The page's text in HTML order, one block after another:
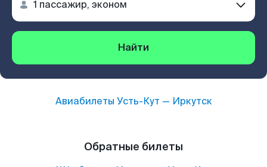
Найти
Авиабилеты Усть-Кут — Иркутск
Обратные билеты